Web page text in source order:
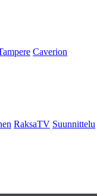
Caverion
RaksaTV Suunnittelu